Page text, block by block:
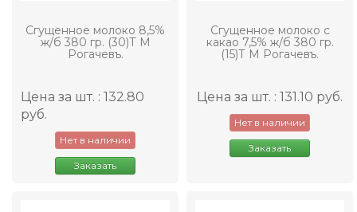
Сгущенное молоко 8,5%
ж/б 380 гр. (30)Т М
Рогачевъ.
Цена за шт. : 132.80
руб.
Нет в наличии
Заказать
Сгущенное молоко с
какао 7,5% ж/б 380 гр.
(15)Т М Рогачевъ.
Цена за шт. : 131.10 руб.
Нет в наличии
Заказать